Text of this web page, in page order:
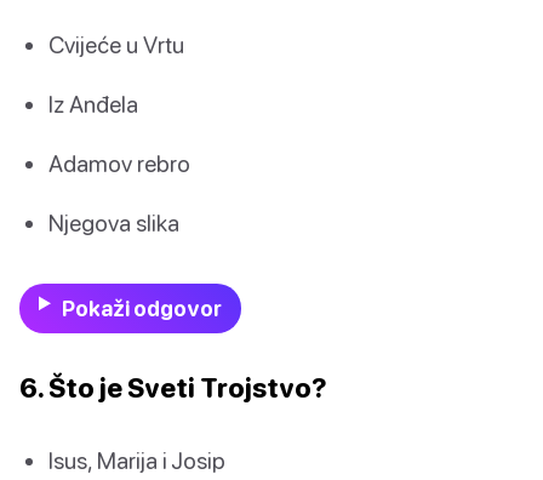
Cvijeće u Vrtu
Iz Anđela
Adamov rebro
Njegova slika
Pokaži odgovor
6. Što je Sveti Trojstvo?
Isus, Marija i Josip